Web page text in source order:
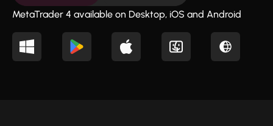
MetaTrader 4 available on Desktop, iOS and Android